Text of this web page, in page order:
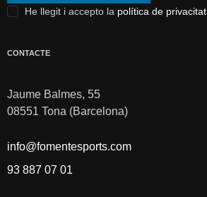
He llegit i accepto la política de privacitat
CONTACTE
Jaume Balmes, 55
08551 Tona (Barcelona)
info@fomentesports.com
93 887 07 01